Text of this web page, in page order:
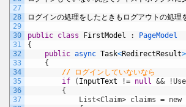
27
28
29
30
31
32
33
34
35
36
37
ログインの処理をしたときもログアウトの処
public class FirstModel :
PageModel
{
public async Task<RedirectResult>
{
// ログインしていないなら
if
( InputText != null &&
{
List<Claim> claims = new